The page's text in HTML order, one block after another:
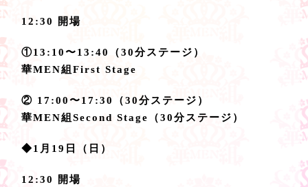
12:30 開場
①13:10〜13:40（30分ステージ）
華MEN組First Stage
② 17:00〜17:30（30分ステージ）
華MEN組Second Stage（30分ステージ）
◆1月19日（日）
12:30 開場